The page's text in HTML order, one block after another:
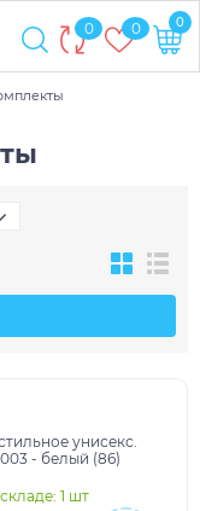
0 0 0
унисекс.
- белый (86)
1 шт